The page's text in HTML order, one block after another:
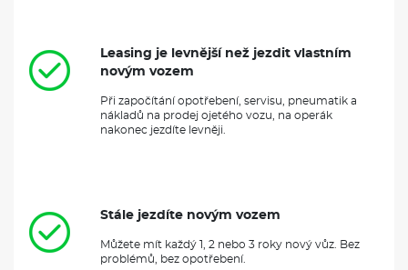
Leasing je levnější než jezdit vlastním
novým vozem
Při započítání opotřebení, servisu, pneumatik a
nákladů na prodej ojetého vozu, na operák
nakonec jezdíte levněji.
Stále jezdíte novým vozem
Můžete mít každý 1, 2 nebo 3 roky nový vůz. Bez
problémů, bez opotřebení.